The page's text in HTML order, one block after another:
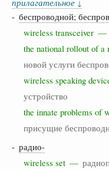
↓
- беспроводной;
wireless transceiver —
the national rollout of
новой услуги
wireless speaking
устройство
the innate problems
присущие
- радио-
wireless set —